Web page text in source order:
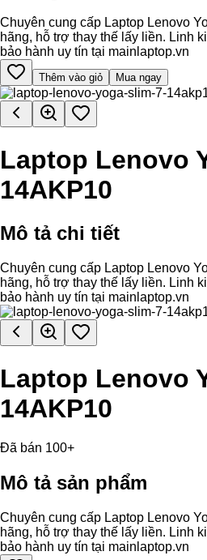
Chuyên cung cấp Laptop Lenovo
hãng, hỗ trợ thay thế lấy liền. Linh
bảo hành uy tín tại mainlaptop.vn
Thêm vào giỏ Mua ngay
Laptop Lenovo
14AKP10
Mô tả chi tiết
Chuyên cung cấp Laptop Lenovo
hãng, hỗ trợ thay thế lấy liền. Linh
bảo hành uy tín tại mainlaptop.vn
Laptop Lenovo
14AKP10
Đã bán 100+
Mô tả sản phẩm
Chuyên cung cấp Laptop Lenovo
hãng, hỗ trợ thay thế lấy liền. Linh
bảo hành uy tín tại mainlaptop.vn